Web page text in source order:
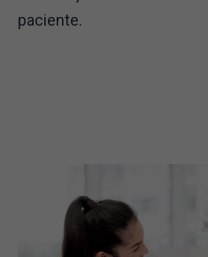
paciente.